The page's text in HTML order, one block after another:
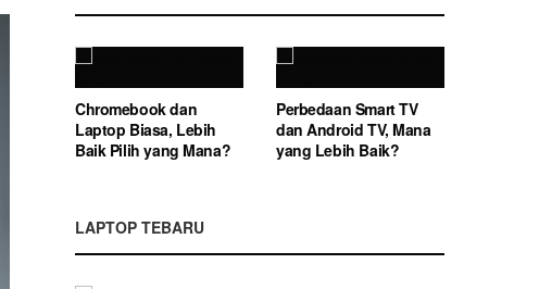
Chromebook dan
Laptop Biasa, Lebih
Baik Pilih yang Mana?
Perbedaan Smart TV
dan Android TV, Mana
yang Lebih Baik?
LAPTOP TEBARU